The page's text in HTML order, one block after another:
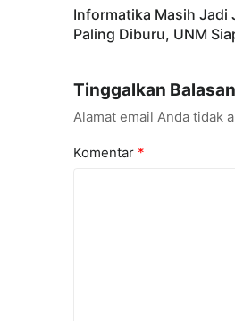
Informatika Masih Jadi
Paling Diburu, UNM
Tinggalkan Balasan
Alamat email Anda tidak
Komentar *